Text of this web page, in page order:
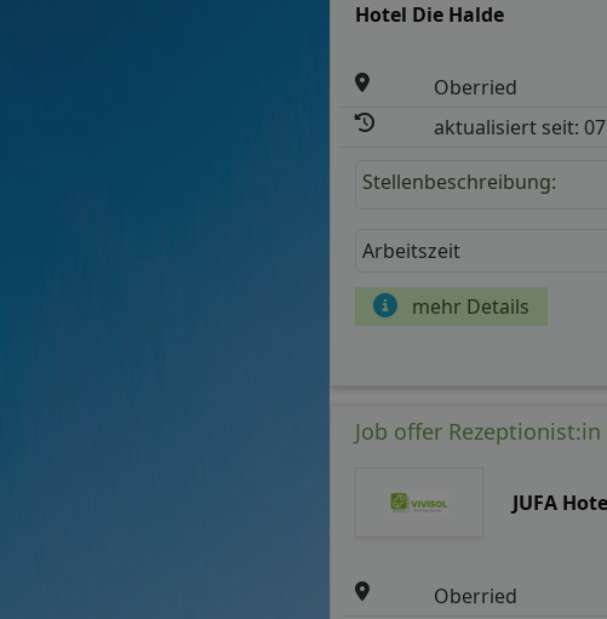
Hotel Die Halde
Oberried
aktualisiert seit:
Stellenbeschreibung:
Arbeitszeit
mehr Details
Job offer
JUFA
Oberried